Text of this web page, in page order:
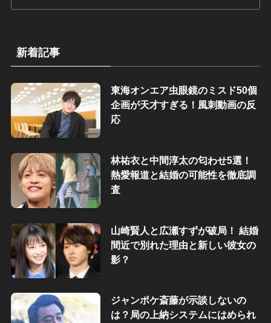
新着記事
東海オンエア虫眼鏡のミスド50個
企画が天才すぎる！風刺動画の反
応
林祐衣と中間淳太の匂わせ5選！
熱愛報道と結婚の可能性を徹底調
査
山崎賢人と広瀬すずが破局！ 結婚
間近で別れた理由と新しい彼女の
影？
ジャンポケ斎藤が示談しないの
は？局の上納システムにはめられ